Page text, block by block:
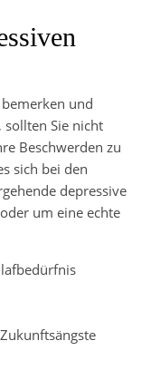
und
Sie nicht
Beschwerden zu
sich bei den
depressive
um eine echte